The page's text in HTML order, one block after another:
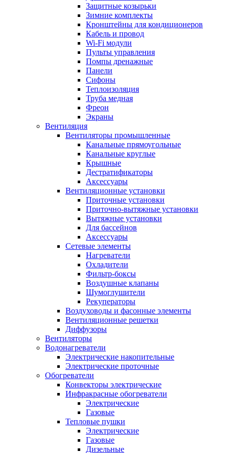
Защитные козырьки
Зимние комплекты
Кронштейны для кондиционеров
Кабель и провод
Wi-Fi модули
Пульты управления
Помпы дренажные
Панели
Сифоны
Теплоизоляция
Труба медная
Фреон
Экраны
Вентиляция
Вентиляторы промышленные
Канальные прямоугольные
Канальные круглые
Крышные
Дестратификаторы
Аксессуары
Вентиляционные установки
Приточные установки
Приточно-вытяжные установки
Вытяжные установки
Для бассейнов
Аксессуары
Сетевые элементы
Нагреватели
Охладители
Фильтр-боксы
Воздушные клапаны
Шумоглушители
Рекуператоры
Воздуховоды и фасонные элементы
Вентиляционные решетки
Диффузоры
Вентиляторы
Водонагреватели
Электрические накопительные
Электрические проточные
Обогреватели
Конвекторы электрические
Инфракрасные обогреватели
Электрические
Газовые
Тепловые пушки
Электрические
Газовые
Дизельные